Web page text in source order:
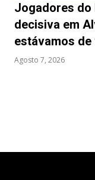
Jogadores do
decisiva em
estávamos de
Agosto 7, 2026